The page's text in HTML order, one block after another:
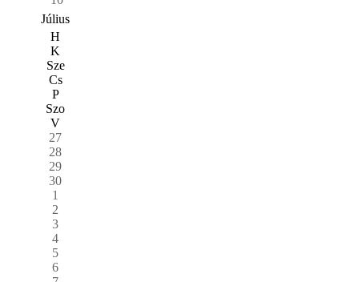
Július
H
K
Sze
Cs
P
Szo
V
27
28
29
30
1
2
3
4
5
6